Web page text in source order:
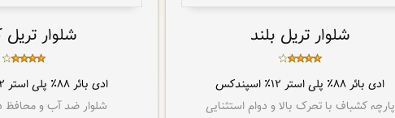
شلوار تریل بلند
ادی بائر۸۸٪ پلی استر ۱۲٪ اسپندکس
پارچه کشباف با تحرک بالا و دوام استثنایی
شلوار تریل
ادی بائر۸۸٪ پلی استر ۱۲٪ اسپندکس
شلوار ضد آب و محافظ